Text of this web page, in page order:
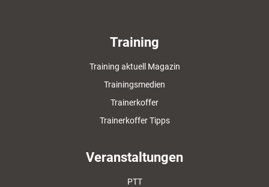
Training
Training aktuell Magazin
Trainingsmedien
Trainerkoffer
Trainerkoffer Tipps
Veranstaltungen
PTT